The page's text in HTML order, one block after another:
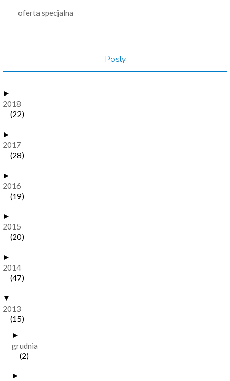
oferta specjalna
Posty
►
2018
(22)
►
2017
(28)
►
2016
(19)
►
2015
(20)
►
2014
(47)
▼
2013
(15)
►
grudnia
(2)
►